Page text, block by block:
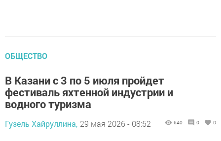
ОБЩЕСТВО
В Казани с 3 по 5 июля пройдет
фестиваль яхтенной индустрии и
водного туризма
Гузель Хайруллина, 29 мая 2026 - 08:52 640 0 0